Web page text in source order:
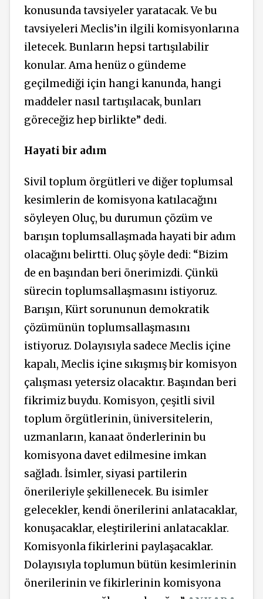
konusunda tavsiyeler yaratacak. Ve bu
tavsiyeleri Meclis’in ilgili komisyonlarına
iletecek. Bunların hepsi tartışılabilir
konular. Ama henüz o gündeme
geçilmediği için hangi kanunda, hangi
maddeler nasıl tartışılacak, bunları
göreceğiz hep birlikte” dedi.
Hayati bir adım
Sivil toplum örgütleri ve diğer toplumsal
kesimlerin de komisyona katılacağını
söyleyen Oluç, bu durumun çözüm ve
barışın toplumsallaşmada hayati bir adım
olacağını belirtti. Oluç şöyle dedi: “Bizim
de en başından beri önerimizdi. Çünkü
sürecin toplumsallaşmasını istiyoruz.
Barışın, Kürt sorununun demokratik
çözümünün toplumsallaşmasını
istiyoruz. Dolayısıyla sadece Meclis içine
kapalı, Meclis içine sıkışmış bir komisyon
çalışması yetersiz olacaktır. Başından beri
fikrimiz buydu. Komisyon, çeşitli sivil
toplum örgütlerinin, üniversitelerin,
uzmanların, kanaat önderlerinin bu
komisyona davet edilmesine imkan
sağladı. İsimler, siyasi partilerin
önerileriyle şekillenecek. Bu isimler
gelecekler, kendi önerilerini anlatacaklar,
konuşacaklar, eleştirilerini anlatacaklar.
Komisyonla fikirlerini paylaşacaklar.
Dolayısıyla toplumun bütün kesimlerinin
önerilerinin ve fikirlerinin komisyona